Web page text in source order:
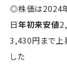
◎株価は2024
日年初来安値
3,430円まで上
した